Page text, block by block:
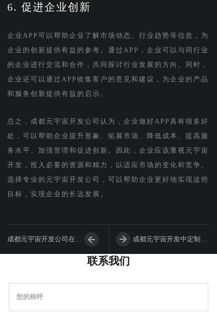
6. 促进企业创新
企业APP可以帮助企业了解市场动态、行业趋势等信息，为
企业的创新提供有益的参考。通过APP，企业可以与同行业
的企业进行交流和合作，共同探讨行业发展的方向。同时，
企业还可以通过APP收集客户的意见和建议，为企业的产品
和服务创新提供有益的启示。
总之，成都元宇宙开发公司认为，企业做好APP具有很多好
处，可以帮助企业提升形象、拓展市场、降低成本、提高服
务水平、加强管理和促进创新。因此，企业应该重视元宇宙
开发，投入必要的资源和精力，以适应市场的变化和竞争。
选择专业的元宇宙开发公司，可以帮助企业更好地实现这些
目标，实现企业的长远发展。
成都元宇宙开发公司在做
营销策略规划
成都元宇宙开发中定制化
联系我们